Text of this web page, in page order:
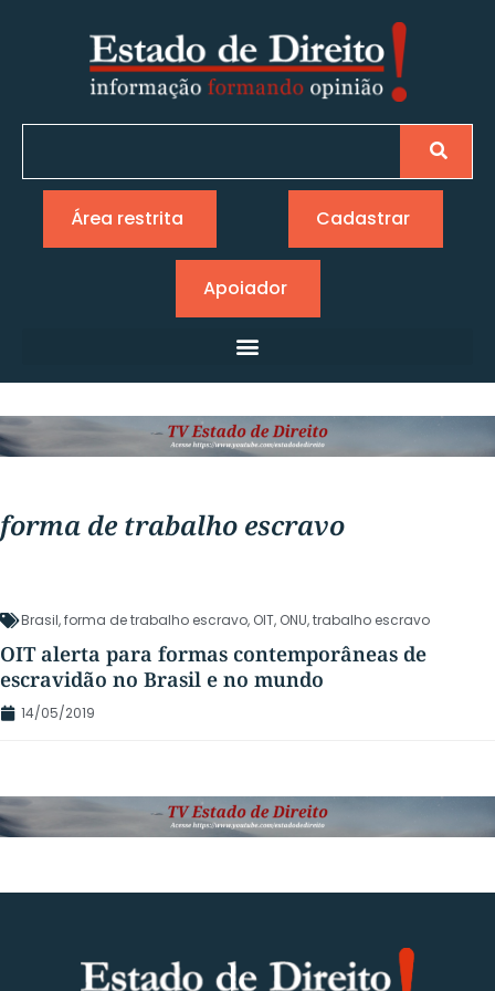
Área restrita Cadastrar
Apoiador
forma de trabalho escravo
Brasil,forma de trabalho escravo, OIT, ONU,trabalho escravo
OIT alerta para formas contemporâneas de
escravidão no Brasil e no mundo
14/05/2019